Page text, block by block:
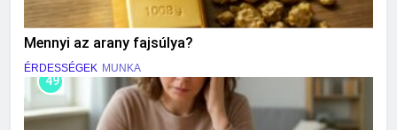
Mennyi az arany fajsúlya?
ÉRDESSÉGEK MUNKA
49